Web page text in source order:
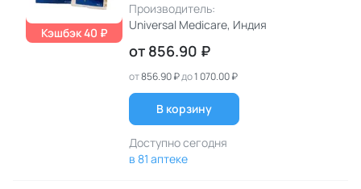
Кэшбэк 40 ₽
Производитель:
Universal Medicare, Индия
от 856.90 ₽
от856.90 ₽до1 070.00 ₽
В корзину
Доступно сегодня
в 81 аптеке